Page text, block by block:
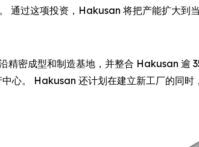
通过这项投资，Hakusan 将把产能扩大到
精密成型和制造基地，并整合 Hakusan
心。 Hakusan 还计划在建立新工厂的同时